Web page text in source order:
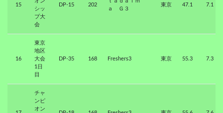
15
シッ
プ大
会
DP-15 202
ａ Ｇ３
東京 47.1 7.1
16
東京
地区
大会
1日
目
DP-35 168 Freshers3 東京 55.3 7.3
チャ
ンピ
オン